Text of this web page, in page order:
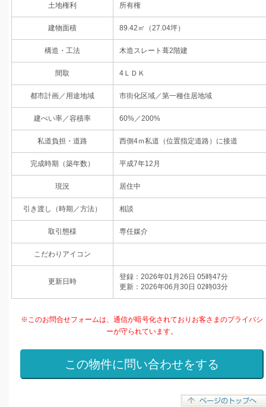
土地権利 所有権
建物面積 89.42㎡（27.04坪）
構造・工法 木造スレート葺2階建
間取 4ＬＤＫ
都市計画／用途地域 市街化区域／第一種住居地域
建ぺい率／容積率 60%／200%
私道負担・道路 西側4ｍ私道（位置指定道路）に接道
完成時期（築年数） 平成7年12月
現況 居住中
引き渡し（時期／方法） 相談
取引態様 専任媒介
こだわりアイコン
更新日時
登録：2026年01月26日 05時47分
更新：2026年06月30日 02時03分
※このお問合せフォームは、通信が暗号化されておりお客さまのプライバシ
ーが守られています。